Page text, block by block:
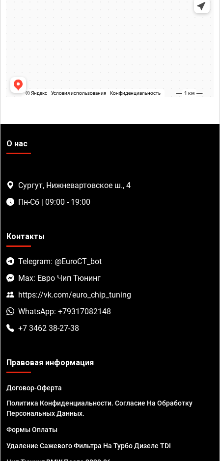
О нас
Сургут, Нижневартовское ш., 4
Пн-Сб | 09:00 - 19:00
Контакты
Telegram: @EuroCT_bot
Max: Евро Чип Тюнинг
https://vk.com/euro_chip_tuning
WhatsApp: +79317082148
+7 3462 38-27-38
Правовая информация
Договор-Оферта
Политика Конфиденциальности. Согласие На Обработку
Персональных Данных.
Формы Оплаты
Удаление Сажевого Фильтра На Турбо Дизеле TDI